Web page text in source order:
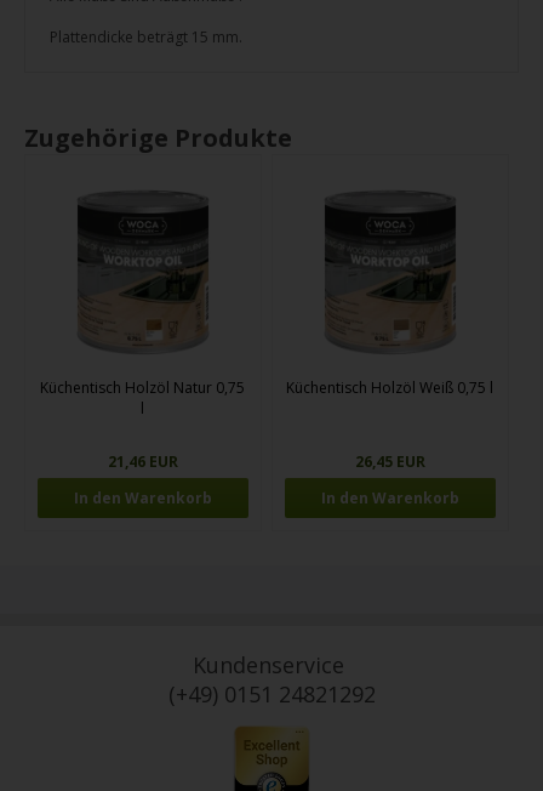
Plattendicke beträgt 15 mm.
Zugehörige Produkte
Küchentisch Holzöl Natur 0,75
l
21,46 EUR
Küchentisch Holzöl Weiß 0,75 l
26,45 EUR
Kundenservice
(+49) 0151 24821292